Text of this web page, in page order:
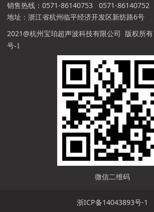
销售热线：0571-86140753 0571-86140752
地址：浙江省杭州临平经济开发区新纺路6号
2021@杭州宝珀超声波科技有限公司 版权所
号-1
微信二维码
浙ICP备14043893号-1